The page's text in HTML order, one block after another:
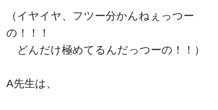
（イヤイヤ、フツー分かんねぇっつー
の！！！
どんだけ極めてるんだっつーの！！）
A先生は、